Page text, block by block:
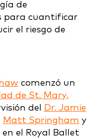
de
para cuantificar
el riesgo de
comenzó un
de St. Mary,
del
Dr. Jamie
Matt Springham y
el Royal Ballet